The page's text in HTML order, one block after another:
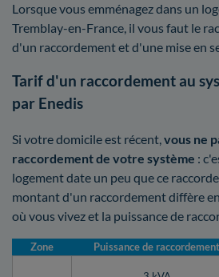
Lorsque vous emménagez dans un
Tremblay-en-France, il vous faut le
d'un raccordement et d'une mise en
Tarif d'un raccordement au
par Enedis
Si votre domicile est récent,vous ne
raccordement de votre système :
logement date un peu que ce
montant d'un raccordement diffère
où vous vivez et la puissance de
Zone Puissance de raccordement